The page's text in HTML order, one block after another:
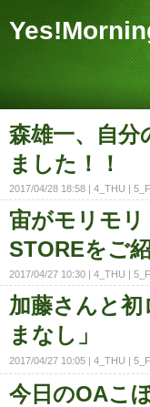
森雄一、自分
ました！！
2017/04/28 18:58 4_THU
宙がモリモリ
STOREをご
2017/04/27 10:30 4_THU
加藤さんと
まなし」
2017/04/27 10:05 4_THU
今日のOAこ